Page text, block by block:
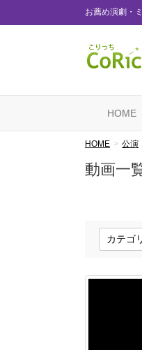
お薦め演劇・
HOME
HOME 公演
動画一
カテゴ